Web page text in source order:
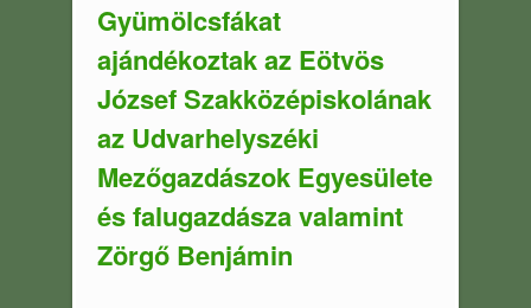
Gyümölcsfákat
ajándékoztak az Eötvös
József Szakközépiskolának
az Udvarhelyszéki
Mezőgazdászok Egyesülete
és falugazdásza valamint
Zörgő Benjámin